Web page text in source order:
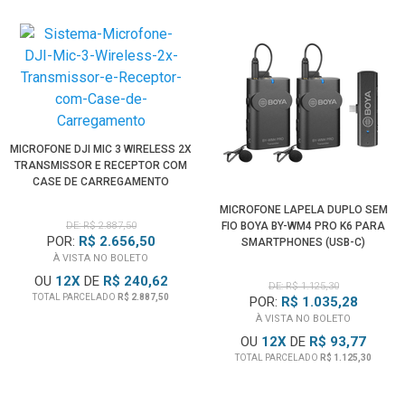
sem removê-lo do transmissor - requer a unidade de
carregamento rápido L 2015 (disponível separadamente).
O design daCápsulaSennheiser
MMD 835 intercambiável
do Transmissor Microfone de Mão
permite usar uma
variedade de cápsulas opcionais de Microfone Dinâmicos e
Condensadores, com padrões de captação que variam de
supercardioide omnidirecional a estreito supercardióide - as
845, MME 865, MMD 935, MMD 945 e MMD 42
Receptor de fácil operação com recepção com verdadeira
diversidade
O robustoReceptor Rack EM 100 Sennheiserde metal
usa um sistema de menus simplificado com um botão
MICROFONE DJI MIC 3 WIRELESS 2X
TRANSMISSOR E RECEPTOR COM
CASE DE CARREGAMENTO
DE: R$ 2.887,50
POR: R$ 2.656,50
À VISTA NO BOLETO
OU 12XDE R$ 240,62
TOTAL PARCELADO R$ 2.887,50
MICROFONE LAPELA DUPLO SEM
FIO BOYA BY-WM4 PRO K6 PARA
SMARTPHONES (USB-C)
DE: R$ 1.125,30
POR: R$ 1.035,28
À VISTA NO BOLETO
OU 12X DE R$ 93,77
TOTAL PARCELADO R$ 1.125,30